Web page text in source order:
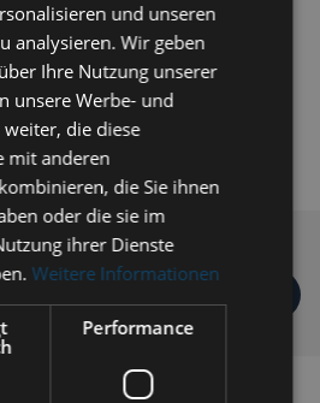
€ *
zzgl. Versandkosten
3-5 Werktage
setzen
und unseren
analysieren. Wir geben
Ihre Nutzung unserer
unsere Werbe- und
die diese
mit anderen
die Sie ihnen
oder die sie im
ihrer Dienste
Weitere Informationen
Performance